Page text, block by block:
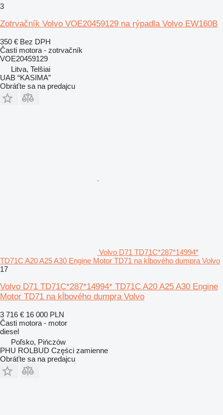
3
Zotrvačník Volvo VOE20459129 na rýpadla Volvo EW160B
350 € Bez DPH
Časti motora - zotrvačník
VOE20459129
Litva, Telšiai
UAB “KASIMA”
Obráťte sa na predajcu
Volvo D71 TD71C*287*14994*
TD71C A20 A25 A30 Engine Motor TD71 na kĺbového dumpra Volvo
17
Volvo D71 TD71C*287*14994* TD71C A20 A25 A30 Engine
Motor TD71 na kĺbového dumpra Volvo
3 716 € 16 000 PLN
Časti motora - motor
diesel
Poľsko, Pińczów
PHU ROLBUD Części zamienne
Obráťte sa na predajcu